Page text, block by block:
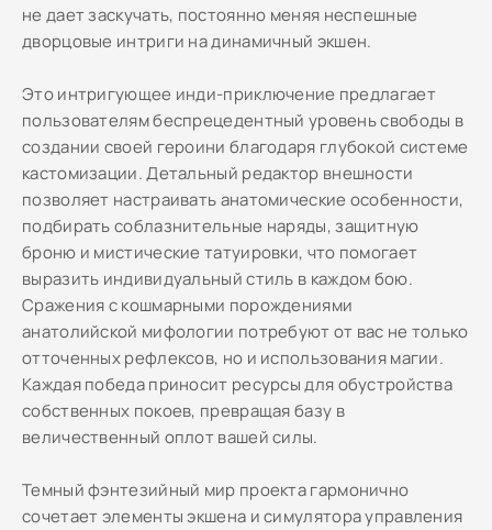
не дает заскучать, постоянно меняя неспешные
дворцовые интриги на динамичный экшен.
Это интригующее инди-приключение предлагает
пользователям беспрецедентный уровень свободы в
создании своей героини благодаря глубокой системе
кастомизации. Детальный редактор внешности
позволяет настраивать анатомические особенности,
подбирать соблазнительные наряды, защитную
броню и мистические татуировки, что помогает
выразить индивидуальный стиль в каждом бою.
Сражения с кошмарными порождениями
анатолийской мифологии потребуют от вас не только
отточенных рефлексов, но и использования магии.
Каждая победа приносит ресурсы для обустройства
собственных покоев, превращая базу в
величественный оплот вашей силы.
Темный фэнтезийный мир проекта гармонично
сочетает элементы экшена и симулятора управления